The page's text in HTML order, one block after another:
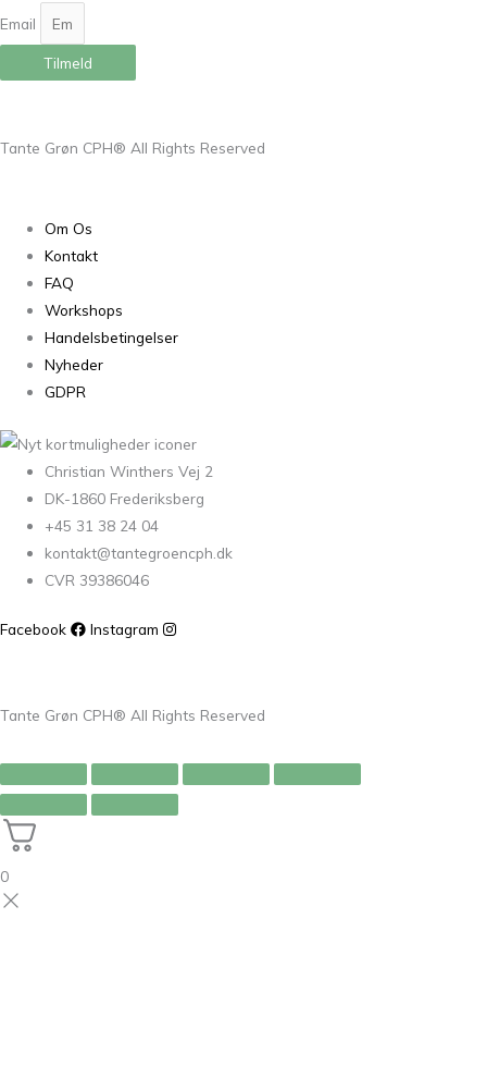
Email
Tilmeld
Tante Grøn CPH® All Rights Reserved
Om Os
Kontakt
FAQ
Workshops
Handelsbetingelser
Nyheder
GDPR
Christian Winthers Vej 2
DK-1860 Frederiksberg
+45 31 38 24 04
kontakt@tantegroencph.dk
CVR 39386046
Facebook Instagram
Tante Grøn CPH® All Rights Reserved
0